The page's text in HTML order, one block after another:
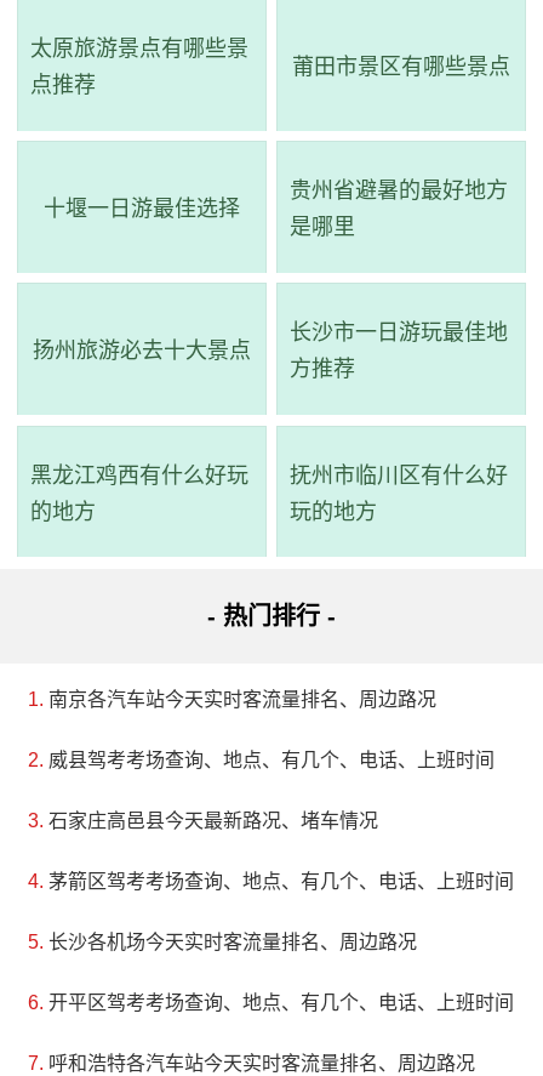
地址：河南省开封市鼓楼区向阳路1号
任多个职务，其中最著名的是在1057年至1058年期间担任权
经过吏役转交诉状，并在审判时以公正裁判为原则，成为了
开封府历史上的一位杰出官员。
太原旅游景点有哪些景
点推荐
莆田市景区有哪些景点
十堰一日游最佳选择
贵州省避暑的最好地方
是哪里
扬州旅游必去十大景点
长沙市一日游玩最佳地
方推荐
黑龙江鸡西有什么好玩
的地方
抚州市临川区有什么好
玩的地方
- 热门排行 -
南京各汽车站今天实时客流量排名、周边路况
威县驾考考场查询、地点、有几个、电话、上班时间
石家庄高邑县今天最新路况、堵车情况
茅箭区驾考考场查询、地点、有几个、电话、上班时间
长沙各机场今天实时客流量排名、周边路况
开平区驾考考场查询、地点、有几个、电话、上班时间
呼和浩特各汽车站今天实时客流量排名、周边路况